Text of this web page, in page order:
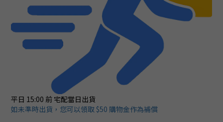
平日 15:00 前 宅配當日出貨
如未準時出貨，您可以領取 $50 購物金作為補償